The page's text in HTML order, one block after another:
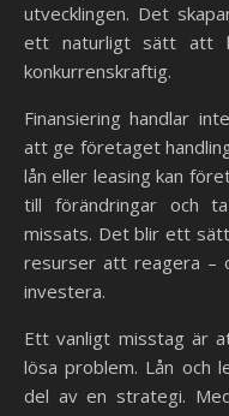
utvecklingen. Det
ett naturligt sätt att
konkurrenskraftig.
Finansiering handlar
att ge företaget
lån eller leasing kan
till förändringar och
missats. Det blir ett
resurser att reagera –
investera.
Ett vanligt misstag är
lösa problem. Lån och
del av en strategi.